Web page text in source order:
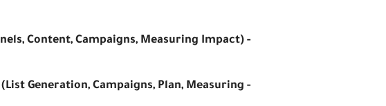
- Social Media Marketing (Landscape, Channels, Content, Campaigns, Measuring Impact)
- Email Marketing (List Generation, Campaigns, Plan, Measuring